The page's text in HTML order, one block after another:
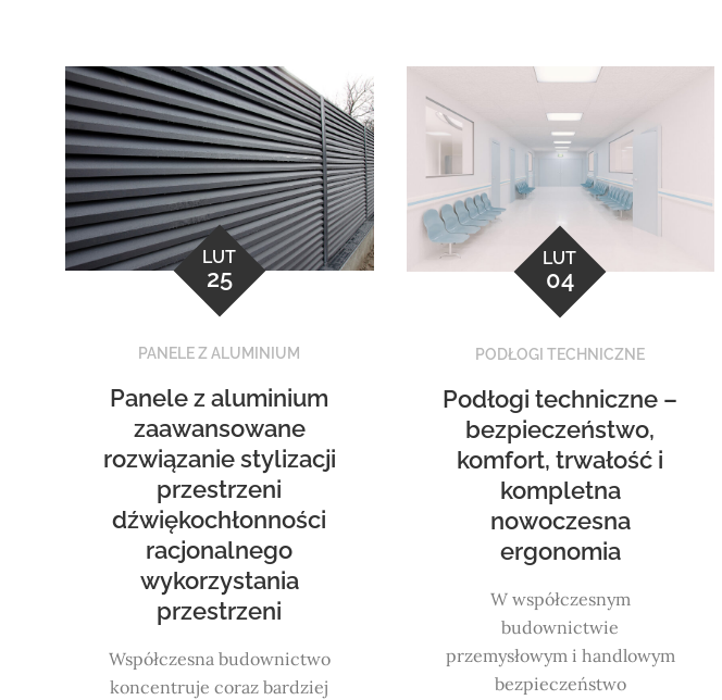
LUT
25
PANELE Z ALUMINIUM
Panele z aluminium
zaawansowane
rozwiązanie stylizacji
przestrzeni
dźwiękochłonności
racjonalnego
wykorzystania
przestrzeni
Współczesna budownictwo
koncentruje coraz bardziej
LUT
04
PODŁOGI TECHNICZNE
Podłogi techniczne –
bezpieczeństwo,
komfort, trwałość i
kompletna
nowoczesna
ergonomia
W współczesnym
budownictwie
przemysłowym i handlowym
bezpieczeństwo